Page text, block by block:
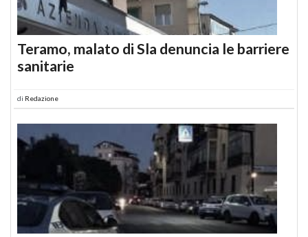
Teramo, malato di Sla denuncia le barriere
sanitarie
di Redazione